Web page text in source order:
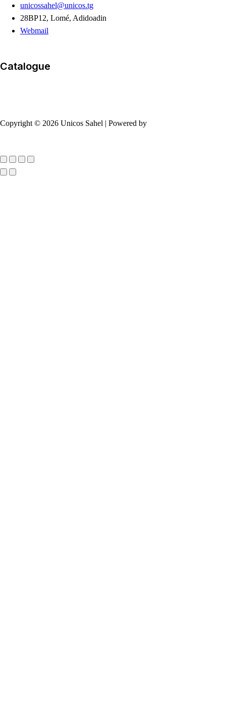
unicossahel@unicos.tg
28BP12, Lomé, Adidoadin
Webmail
Catalogue
Copyright © 2026 Unicos Sahel | Powered by
Défiler
vers